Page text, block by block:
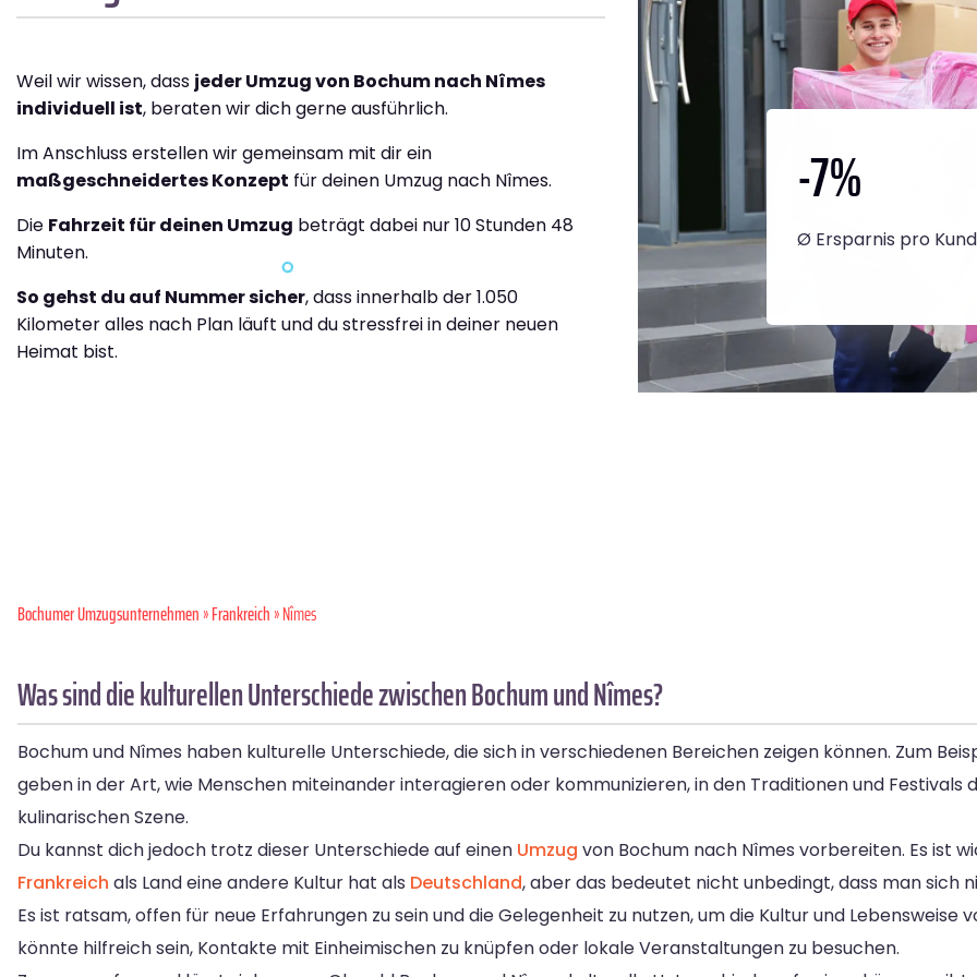
Weil wir wissen, dass jeder Umzug von Bochum nach Nîmes
individuell ist, beraten wir dich gerne ausführlich.
Im Anschluss erstellen wir gemeinsam mit dir ein
maßgeschneidertes Konzept für deinen Umzug nach Nîmes.
Die Fahrzeit für deinen Umzug beträgt dabei nur 10 Stunden 48
Minuten.
So gehst du auf Nummer sicher, dass innerhalb der 1.050
Kilometer alles nach Plan läuft und du stressfrei in deiner neuen
Heimat bist.
-7%
Ø Ersparnis pro
Bochumer Umzugsunternehmen»Frankreich» Nîmes
Was sind die kulturellen Unterschiede zwischen Bochum und Nîmes?
Bochum und Nîmes haben kulturelle Unterschiede, die sich in verschiedenen Bereichen zeigen können. Zum
geben in der Art, wie Menschen miteinander interagieren oder kommunizieren, in den Traditionen und Festivals
kulinarischen Szene.
Du kannst dich jedoch trotz dieser Unterschiede auf einen Umzug von Bochum nach Nîmes vorbereiten. Es ist
Frankreich als Land eine andere Kultur hat als Deutschland, aber das bedeutet nicht unbedingt, dass man sich
Es ist ratsam, offen für neue Erfahrungen zu sein und die Gelegenheit zu nutzen, um die Kultur und Lebensweise
könnte hilfreich sein, Kontakte mit Einheimischen zu knüpfen oder lokale Veranstaltungen zu besuchen.